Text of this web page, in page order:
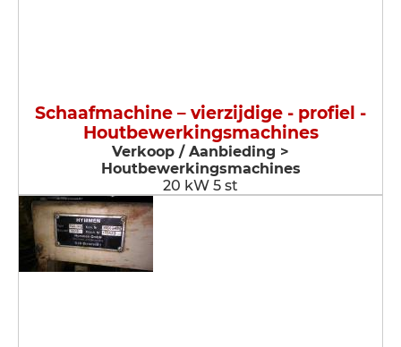
Schaafmachine – vierzijdige - profiel -
Houtbewerkingsmachines
Verkoop / Aanbieding >
Houtbewerkingsmachines
20 kW 5 st